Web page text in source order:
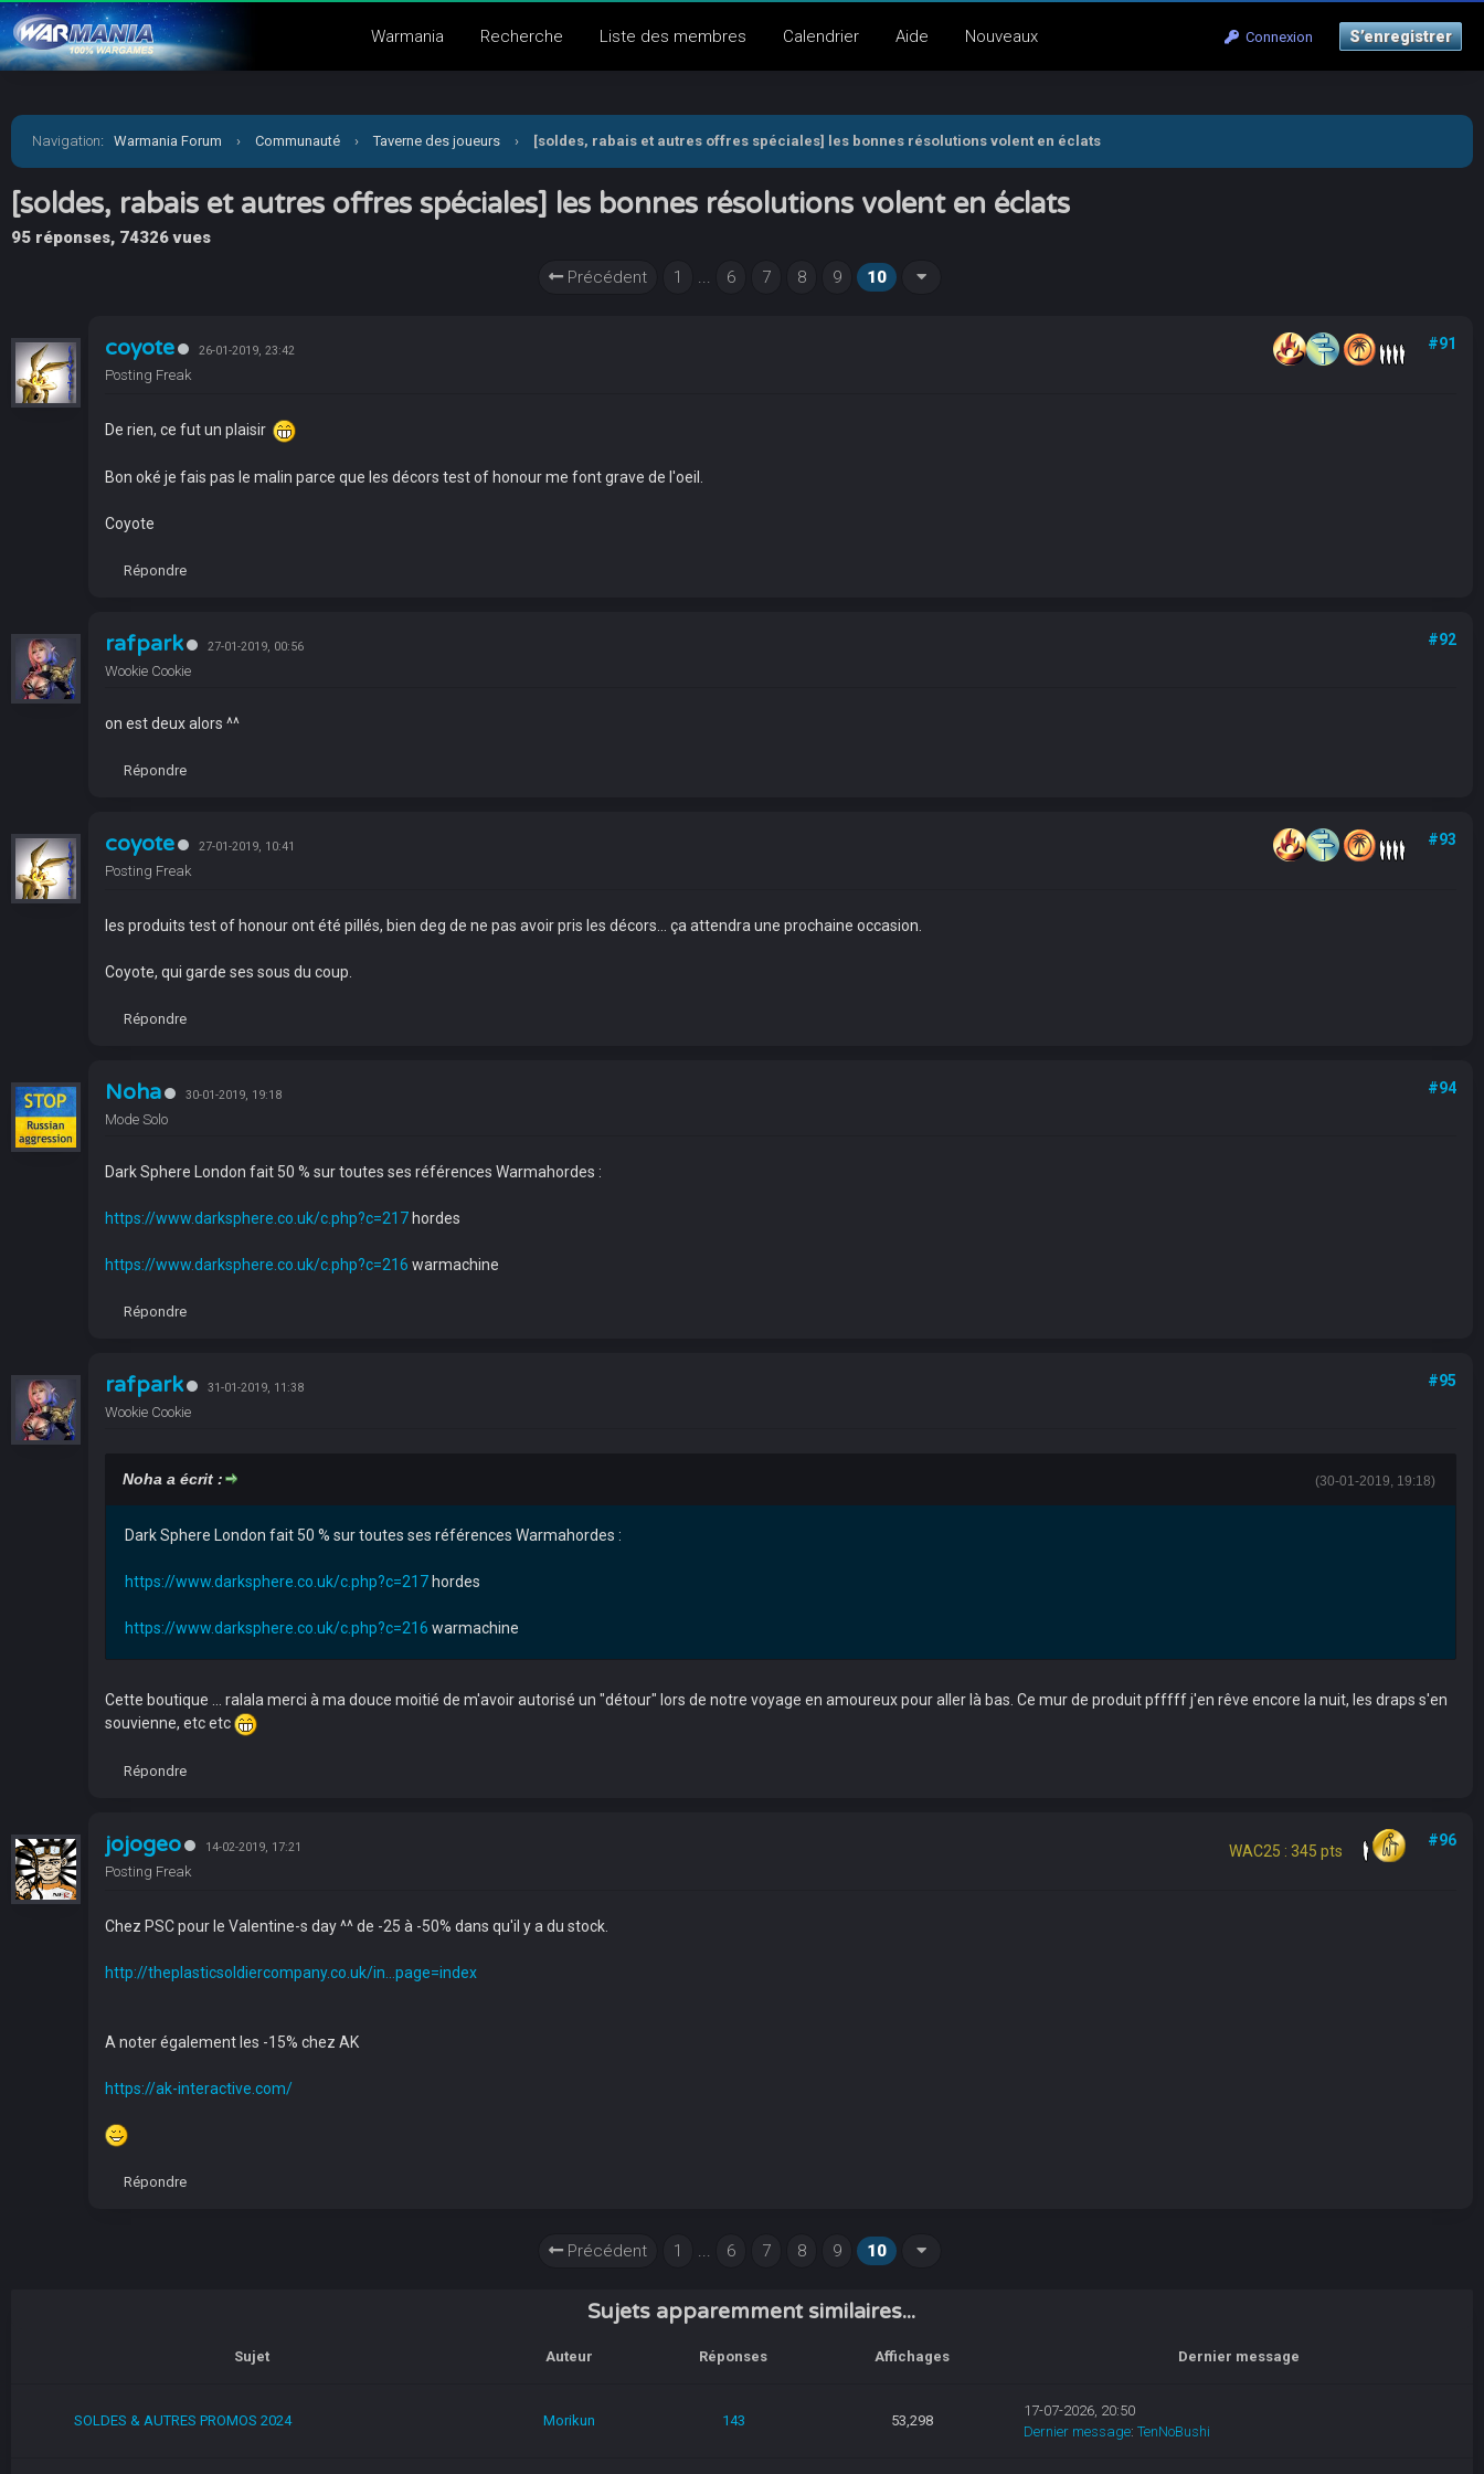
Connexion S’enregistrer
Warmania Recherche Liste des membres Calendrier Aide Nouveaux
Navigation: Warmania Forum › Communauté › Taverne des joueurs › [soldes, rabais et autres offres spéciales] les bonnes résolutions volent en éclats
[soldes, rabais et autres offres spéciales] les bonnes résolutions volent en éclats
95 réponses, 74326 vues
Précédent
1 ... 6 7 8 9 10
coyote 26-01-2019, 23:42
Posting Freak
#91
De rien, ce fut un plaisir
Bon oké je fais pas le malin parce que les décors test of honour me font grave de l'oeil.
Coyote
Répondre
rafpark 27-01-2019, 00:56
Wookie Cookie
#92
on est deux alors ^^
Répondre
coyote 27-01-2019, 10:41
Posting Freak
#93
les produits test of honour ont été pillés, bien deg de ne pas avoir pris les décors... ça attendra une prochaine occasion.
Coyote, qui garde ses sous du coup.
Répondre
Noha 30-01-2019, 19:18
Mode Solo
#94
Dark Sphere London fait 50 % sur toutes ses références Warmahordes :
https://www.darksphere.co.uk/c.php?c=217 hordes
https://www.darksphere.co.uk/c.php?c=216 warmachine
Répondre
rafpark 31-01-2019, 11:38
Wookie Cookie
#95
(30-01-2019, 19:18)
Noha a écrit :
Dark Sphere London fait 50 % sur toutes ses références Warmahordes :
https://www.darksphere.co.uk/c.php?c=217 hordes
https://www.darksphere.co.uk/c.php?c=216 warmachine
Cette boutique ... ralala merci à ma douce moitié de m'avoir autorisé un "détour" lors de notre voyage en amoureux pour aller là bas. Ce mur de produit pfffff j'en rêve encore la nuit, les draps s'en
souvienne, etc etc
Répondre
jojogeo 14-02-2019, 17:21
Posting Freak
WAC25 : 345 pts
#96
Chez PSC pour le Valentine-s day ^^ de -25 à -50% dans qu'il y a du stock.
http://theplasticsoldiercompany.co.uk/in...page=index
A noter également les -15% chez AK
https://ak-interactive.com/
Répondre
Précédent 1 ... 6 7 8 9 10
Sujets apparemment similaires...
Sujet Auteur Réponses Affichages Dernier message
SOLDES & AUTRES PROMOS 2024 Morikun 143 53,298
17-07-2026, 20:50
Dernier message: TenNoBushi